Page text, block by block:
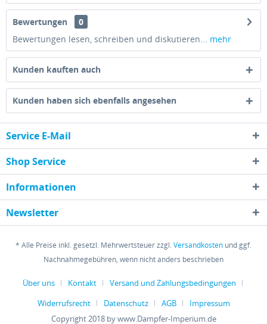
Bewertungen
0
Bewertungen lesen, schreiben und diskutieren... mehr
Kunden kauften auch
Kunden haben sich ebenfalls angesehen
Service E-Mail
Shop Service
Informationen
Newsletter
* Alle Preise inkl. gesetzl. Mehrwertsteuer zzgl.Versandkosten und ggf.
Nachnahmegebühren, wenn nicht anders beschrieben
Über uns Kontakt
Versand und Zahlungsbedingungen
Widerrufsrecht
Datenschutz AGB
Impressum
Copyright 2018 by www.Dampfer-Imperium.de